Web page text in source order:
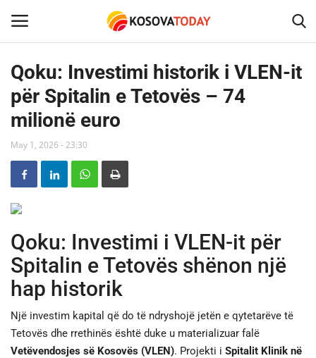
Home
KOSOVA
SHQIPERIA
MAQEDONIA
SHOWBIZ
BOTA
TECH
JETA
Qoku: Investimi historik i VLEN-it
për Spitalin e Tetovës – 74
milionë euro
May 1, 2026 - 23:30
Qoku: Investimi i VLEN-it për
Spitalin e Tetovës shënon një
hap historik
Një investim kapital që do të ndryshojë jetën e qytetarëve të
Tetovës dhe rrethinës është duke u materializuar falë
Vetëvendosjes së Kosovës (VLEN). Projekti i Spitalit Klinik në